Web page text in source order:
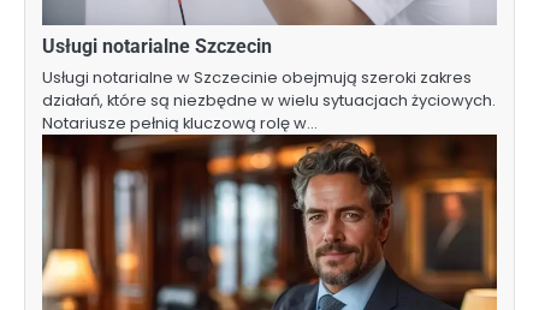
Usługi notarialne Szczecin
Usługi notarialne w Szczecinie obejmują szeroki zakres
działań, które są niezbędne w wielu sytuacjach życiowych.
Notariusze pełnią kluczową rolę w…